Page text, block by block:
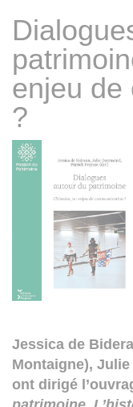
enjeu de
?
Jessica de
Montaigne),
ont dirigé